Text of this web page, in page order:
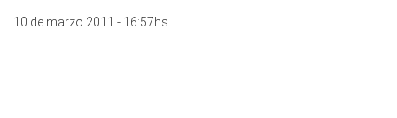
10 de marzo 2011 - 16:57hs